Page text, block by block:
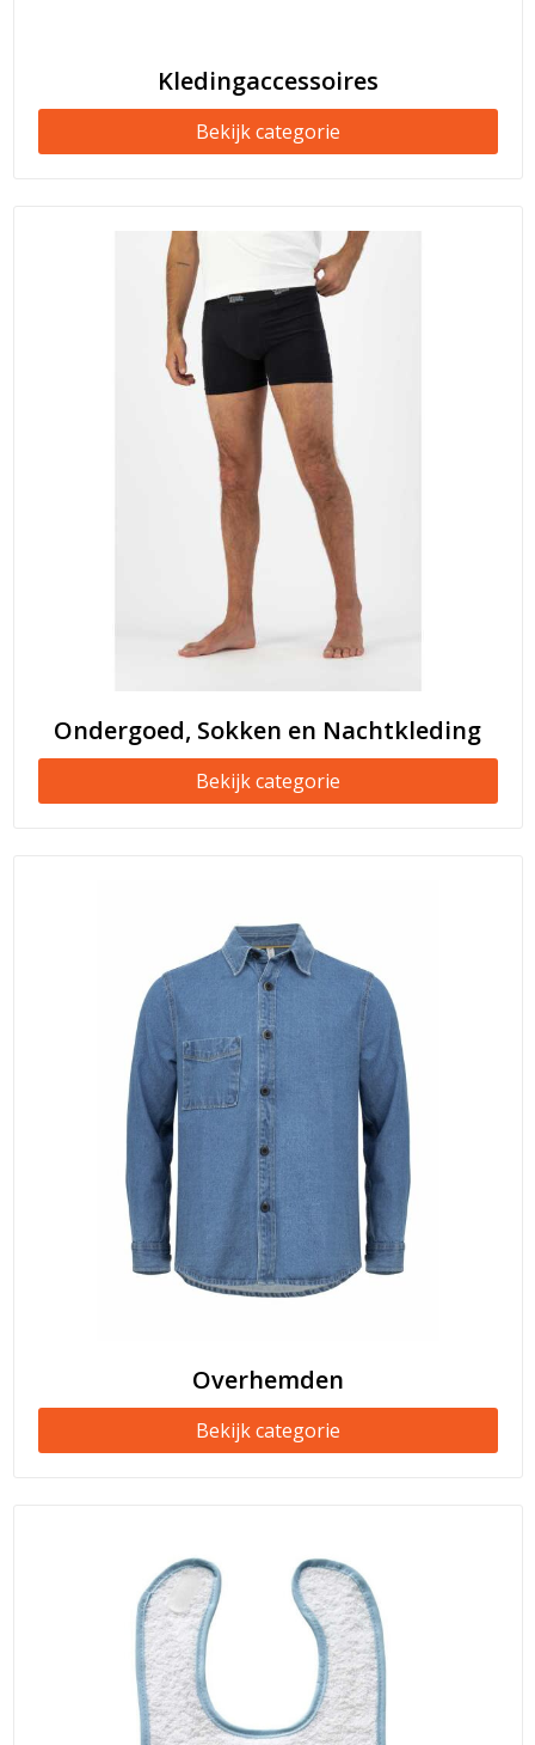
Kledingaccessoires
Bekijk categorie
Ondergoed, Sokken en Nachtkleding
Bekijk categorie
Overhemden
Bekijk categorie